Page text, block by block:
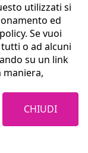
utilizzati si
ed
Se vuoi
o ad alcuni
su un link
maniera,
CHIUDI